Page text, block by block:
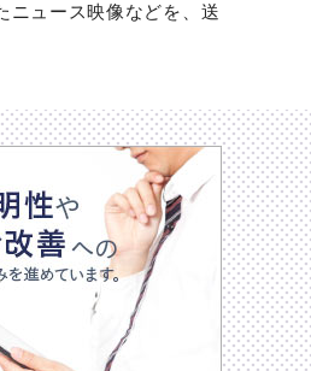
ニュース映像などを、送